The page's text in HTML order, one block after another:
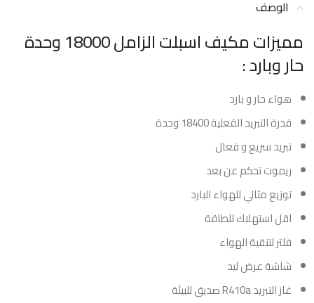
الوصف
مميزات مكيف اسبلت الزامل 18000 وحدة
حار وبارد :
هواء حار و بارد
قدرة التبريد القعلية 18400 وحدة
تبريد سريع و فعال
ريموت تحكم عن بعد
توزيع مثالي للهواء البارد
اقل استهلاك للطاقة
فلتر لتنقية الهواء
شاشة عرض ليد
غاز التبريد R410a صديق للبيئة